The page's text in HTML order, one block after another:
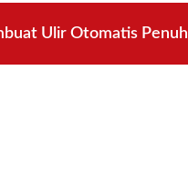
Ulir Otomatis Penuh